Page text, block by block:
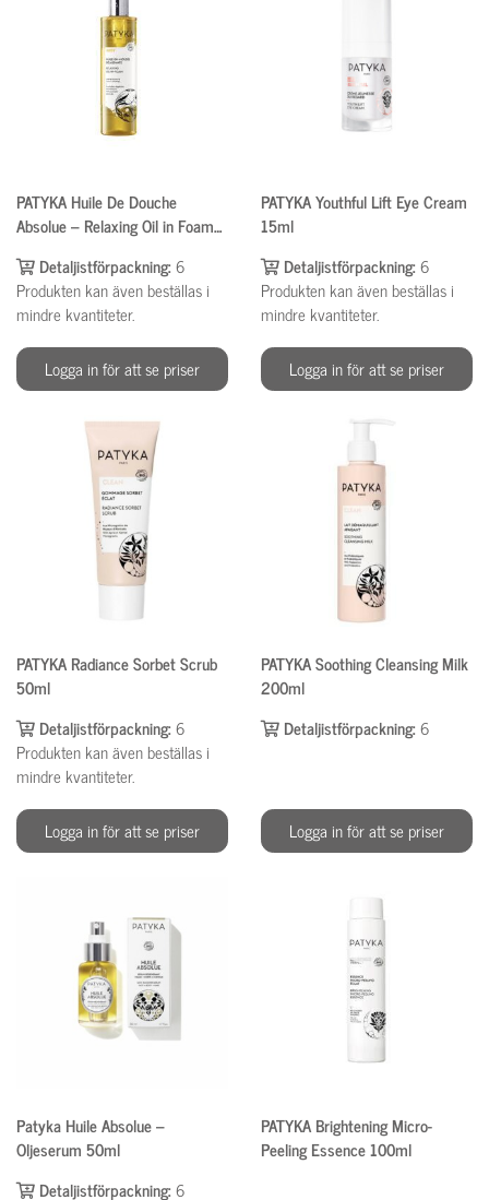
PATYKA Huile De Douche
Absolue – Relaxing Oil in Foam
Detaljistförpackning:6
Produkten kan även beställas i
mindre kvantiteter.
Logga in för att se priser
PATYKA Youthful Lift Eye Cream
15ml
Detaljistförpackning:6
Produkten kan även beställas i
mindre kvantiteter.
Logga in för att se priser
PATYKA Radiance Sorbet Scrub
50ml
Detaljistförpackning:6
Produkten kan även beställas i
mindre kvantiteter.
Logga in för att se priser
PATYKA Soothing Cleansing Milk
200ml
Detaljistförpackning:6
Logga in för att se priser
Patyka Huile Absolue –
Oljeserum 50ml
Detaljistförpackning:6
PATYKA Brightening Micro-
Peeling Essence 100ml